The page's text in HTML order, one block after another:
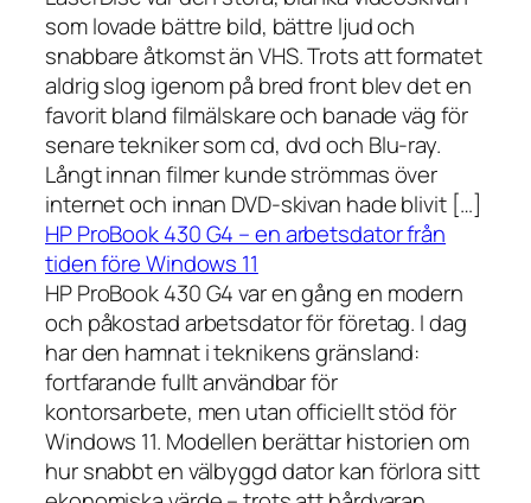
som lovade bättre bild, bättre ljud och
snabbare åtkomst än VHS. Trots att formatet
aldrig slog igenom på bred front blev det en
favorit bland filmälskare och banade väg för
senare tekniker som cd, dvd och Blu-ray.
Långt innan filmer kunde strömmas över
internet och innan DVD-skivan hade blivit […]
HP ProBook 430 G4 – en arbetsdator från
tiden före Windows 11
HP ProBook 430 G4 var en gång en modern
och påkostad arbetsdator för företag. I dag
har den hamnat i teknikens gränsland:
fortfarande fullt användbar för
kontorsarbete, men utan officiellt stöd för
Windows 11. Modellen berättar historien om
hur snabbt en välbyggd dator kan förlora sitt